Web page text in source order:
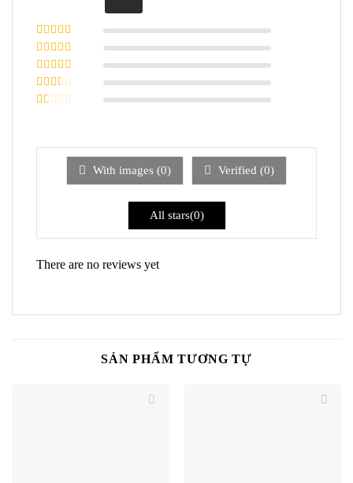
Được xếp
hạng55 sao
Được xếp
hạng45
sao
Được
xếp
hạng3
Được
1
With images (0) Verified (0)
All stars(0)
There are no reviews yet
SẢN PHẨM TƯƠNG TỰ